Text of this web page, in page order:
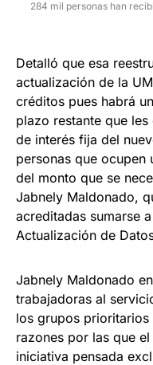
284 mil personas han
Detalló que esa
actualización de la
créditos pues habrá
plazo restante que
de interés fija del
personas que ocupen
del monto que se
Jabnely Maldonado,
acreditadas sumarse
Actualización de
Jabnely Maldonado
trabajadoras al
los grupos
razones por las que el
iniciativa pensada